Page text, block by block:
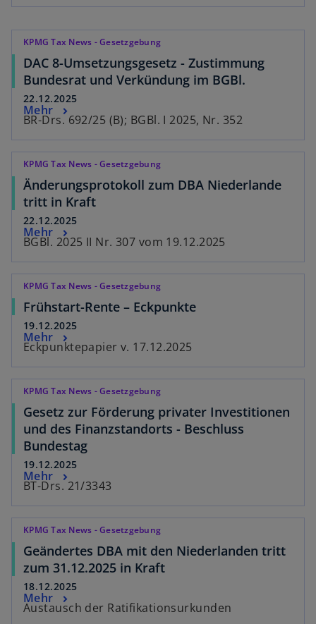
KPMG Tax News - Gesetzgebung
DAC 8-Umsetzungsgesetz - Zustimmung
Bundesrat und Verkündung im BGBl.
22.12.2025
BR-Drs. 692/25 (B); BGBl. I 2025, Nr. 352
Mehr
KPMG Tax News - Gesetzgebung
Änderungsprotokoll zum DBA Niederlande
tritt in Kraft
22.12.2025
BGBl. 2025 II Nr. 307 vom 19.12.2025
Mehr
KPMG Tax News - Gesetzgebung
Frühstart-Rente – Eckpunkte
19.12.2025
Eckpunktepapier v. 17.12.2025
Mehr
KPMG Tax News - Gesetzgebung
Gesetz zur Förderung privater Investitionen
und des Finanzstandorts - Beschluss
Bundestag
19.12.2025
BT-Drs. 21/3343
Mehr
KPMG Tax News - Gesetzgebung
Geändertes DBA mit den Niederlanden tritt
zum 31.12.2025 in Kraft
18.12.2025
Austausch der Ratifikationsurkunden
Mehr